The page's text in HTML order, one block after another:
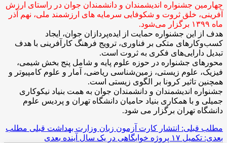
چهارمین جشنواره اندیشمندان و دانشمندان جوان در راستای ارزش
آفرینی، خلق ثروت و شکوفایی سرمایه های ارزشمند ملی، نهم آذر
ماه ۱۳۹۹ برگزار می‌شود.
هدف از این جشنواره حمایت از ایده‌پردازان جوان، ایجاد
کسب‌وکارهای متکی بر فناوری، ترویج فرهنگ کارآفرینی با هدف
تبدیل دارایی‌های فکری به ثروت است.
محورهای جشنواره در حوزه علوم پایه و شامل پنج بخش شیمی،
فیزیک، علوم زیستی، زمین‌شناسی ریاضی، آمار و علوم کامپیوتر و
همچنین تاثیر کرونا بر الگوی زیستی است.
جشنواره اندیشمندان و دانشمندان جوان به همت بنیاد نیکوکاری
جمیلی و با همکاری بنیاد حامیان دانشگاه تهران و پردیس علوم
دانشگاه تهران برگزار می شود.
مطلب قبلی: انتشار کارت آزمون زبان وزارت بهداشت قبلی مطلب
بعدی: تکمیل ۱۷ پروژه خوابگاهی در یک سال آینده
بعدی